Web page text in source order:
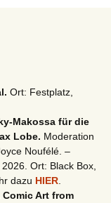
Ort: Festplatz,
Makossa für die
Lobe. Moderation
Noufélé. –
Ort: Black Box,
dazu HIER
Comic Art from